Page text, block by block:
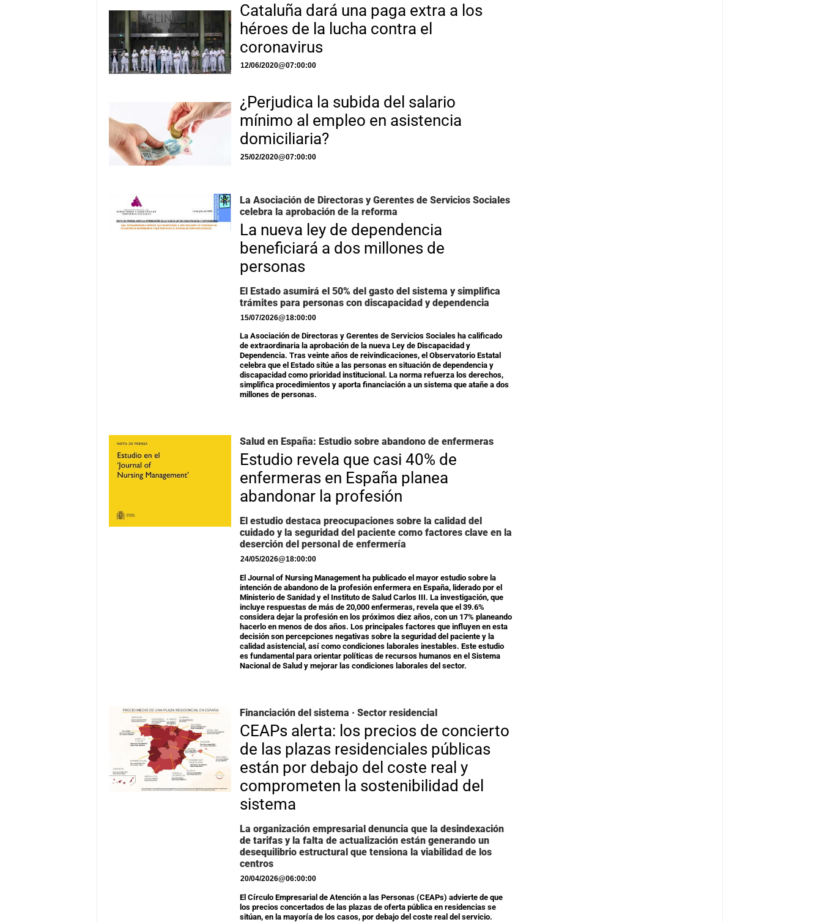
Cataluña dará una paga extra a los
héroes de la lucha contra el
coronavirus
12/06/2020@07:00:00
¿Perjudica la subida del salario
mínimo al empleo en asistencia
domiciliaria?
25/02/2020@07:00:00
La Asociación de Directoras y Gerentes de Servicios Sociales
celebra la aprobación de la reforma
La nueva ley de dependencia
beneficiará a dos millones de
personas
El Estado asumirá el 50% del gasto del sistema y simplifica
trámites para personas con discapacidad y dependencia
15/07/2026@18:00:00
La Asociación de Directoras y Gerentes de Servicios Sociales ha calificado
de extraordinaria la aprobación de la nueva Ley de Discapacidad y
Dependencia. Tras veinte años de reivindicaciones, el Observatorio Estatal
celebra que el Estado sitúe a las personas en situación de dependencia y
discapacidad como prioridad institucional. La norma refuerza los derechos,
simplifica procedimientos y aporta financiación a un sistema que atañe a dos
millones de personas.
Salud en España: Estudio sobre abandono de enfermeras
Estudio revela que casi 40% de
enfermeras en España planea
abandonar la profesión
El estudio destaca preocupaciones sobre la calidad del
cuidado y la seguridad del paciente como factores clave en la
deserción del personal de enfermería
24/05/2026@18:00:00
El Journal of Nursing Management ha publicado el mayor estudio sobre la
intención de abandono de la profesión enfermera en España, liderado por el
Ministerio de Sanidad y el Instituto de Salud Carlos III. La investigación, que
incluye respuestas de más de 20,000 enfermeras, revela que el 39.6%
considera dejar la profesión en los próximos diez años, con un 17% planeando
hacerlo en menos de dos años. Los principales factores que influyen en esta
decisión son percepciones negativas sobre la seguridad del paciente y la
calidad asistencial, así como condiciones laborales inestables. Este estudio
es fundamental para orientar políticas de recursos humanos en el Sistema
Nacional de Salud y mejorar las condiciones laborales del sector.
Financiación del sistema · Sector residencial
CEAPs alerta: los precios de concierto
de las plazas residenciales públicas
están por debajo del coste real y
comprometen la sostenibilidad del
sistema
La organización empresarial denuncia que la desindexación
de tarifas y la falta de actualización están generando un
desequilibrio estructural que tensiona la viabilidad de los
centros
20/04/2026@06:00:00
El Círculo Empresarial de Atención a las Personas (CEAPs) advierte de que
los precios concertados de las plazas de oferta pública en residencias se
sitúan, en la mayoría de los casos, por debajo del coste real del servicio.